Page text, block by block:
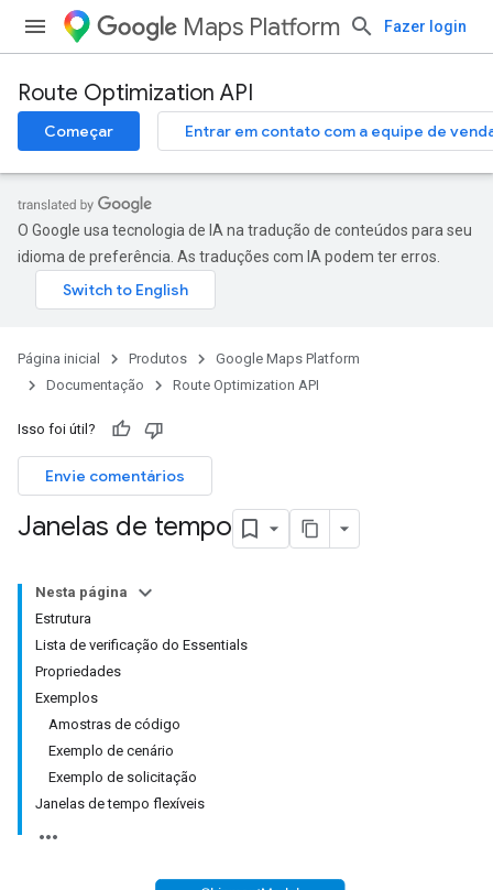
Maps Platform Fazer login
Route Optimization API
Começar Entrar em contato com a equipe de
O Google usa tecnologia de IA na tradução de conteúdos para seu
idioma de preferência. As traduções com IA podem ter erros.
Página inicial Produtos
Google Maps Platform
Documentação
Route Optimization API
Isso foi útil?
Envie comentários
Janelas de tempo
Nesta página
Estrutura
Lista de verificação do Essentials
Propriedades
Exemplos
Amostras de código
Exemplo de cenário
Exemplo de solicitação
Janelas de tempo flexíveis